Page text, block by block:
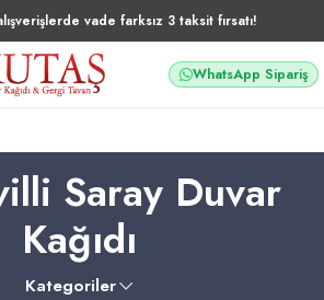
vade farksız 3 taksit fırsatı!
WhatsApp Sipariş
Saray Duvar
Kağıdı
Kategoriler